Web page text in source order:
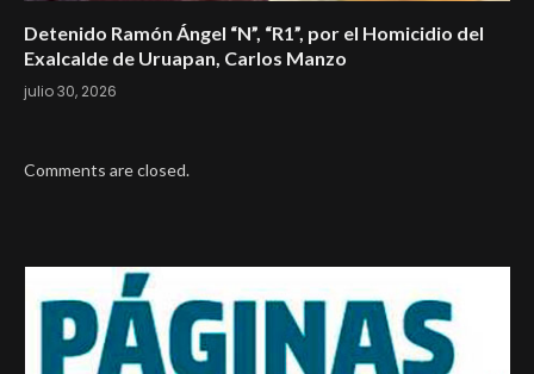
Detenido Ramón Ángel “N”, “R1”, por el Homicidio del
Exalcalde de Uruapan, Carlos Manzo
julio 30, 2026
Comments are closed.